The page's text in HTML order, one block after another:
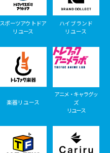
スポーツアウトドア
リユース
ハイブランド
リユース
楽器リユース
アニメ・キャラグッ
ズ
リユース